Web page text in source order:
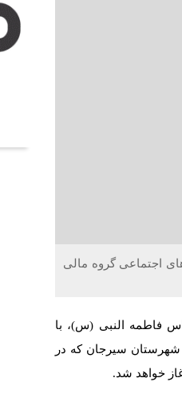
مسئولیت‌های اجتماعی گروه مالی
فاطمه النبی (س)، با
به مراحل ابتدایی آغاز این پروژه گفت: پروژه احداث مجتمع آموزشی کیمیای دانش ۳۲ شهرستان سیرجان که در
خواهد شد.